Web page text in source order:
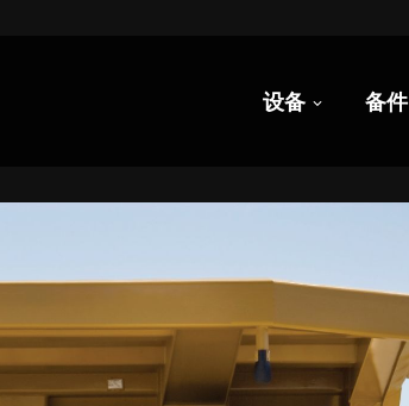
设备 备件